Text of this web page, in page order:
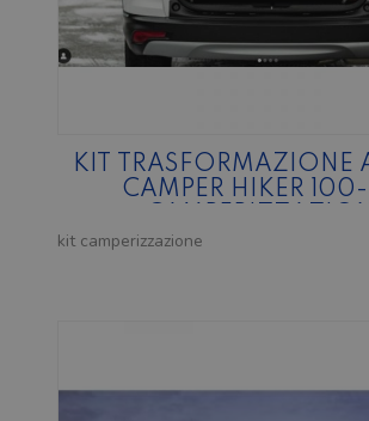
KIT TRASFORMAZIONE
CAMPER HIKER 100-
kit camperizzazione